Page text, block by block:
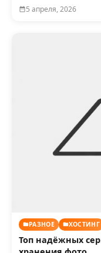
5 апреля, 2026
РАЗНОЕ ХОСТИНГ
Топ надёжных